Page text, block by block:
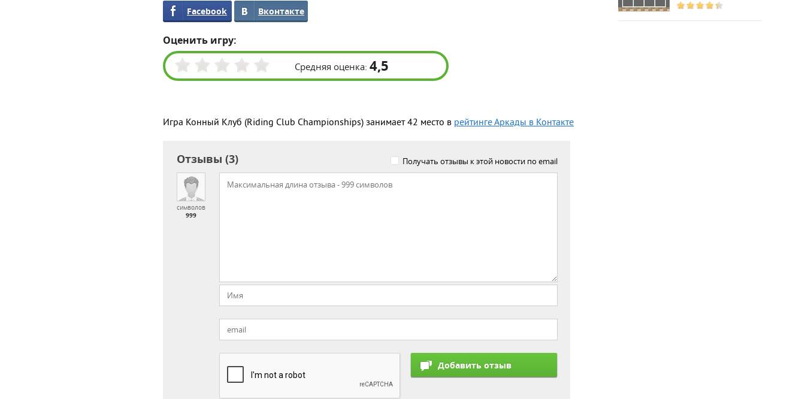
Facebook Вконтакте
Оценить игру:
Средняя оценка: 4,5
Игра Конный Клуб (Riding Club Championships) занимает 42 место в рейтинге Аркады в Контакте
Отзывы (3) Получать отзывы к этой новости по email
символов
999